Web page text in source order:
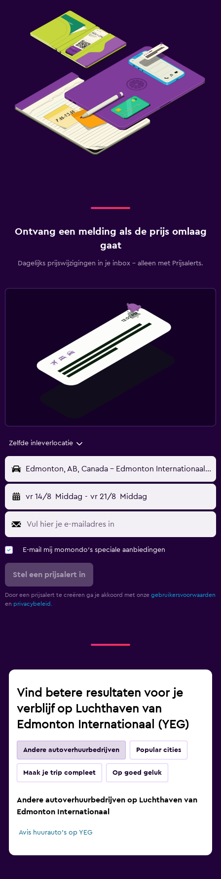
Ontvang een melding als de prijs omlaag
gaat
Dagelijks prijswijzigingen in je inbox - alleen met Prijsalerts.
Zelfde inleverlocatie
Edmonton, AB, Canada - Edmonton Internationaal (YEG)
vr 14/8 Middag - vr 21/8 Middag
E-mail mij momondo's speciale aanbiedingen
Stel een prijsalert in
Door een prijsalert te creëren ga je akkoord met onze gebruikersvoorwaarden
en privacybeleid.
Vind betere resultaten voor je
verblijf op Luchthaven van
Edmonton Internationaal (YEG)
Andere autoverhuurbedrijven Popular cities
Maak je trip compleet Op goed geluk
Andere autoverhuurbedrijven op Luchthaven van
Edmonton Internationaal
Avis huurauto's op YEG